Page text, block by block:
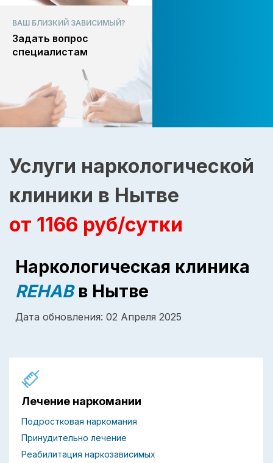
ВАШ БЛИЗКИЙ ЗАВИСИМЫЙ?
Задать вопрос
специалистам
Услуги наркологической
клиники в Нытве
от 1166 руб/сутки
Лечение наркомании
Подростковая наркомания
Принудительно лечение
Реабилитация наркозависимых
Наркологическая клиника
REHABв Нытве
Дата обновления: 02 Апреля 2025